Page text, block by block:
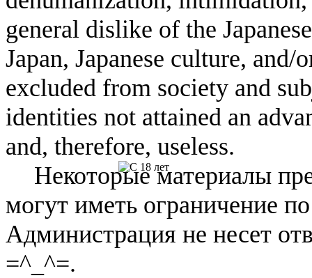
general dislike of the
Japan, Japanese culture, and/
excluded from society and
identities not attained an
and, therefore, useless.
Некоторые материалы
могут иметь ограничение
Администрация не несет
=^_^=.